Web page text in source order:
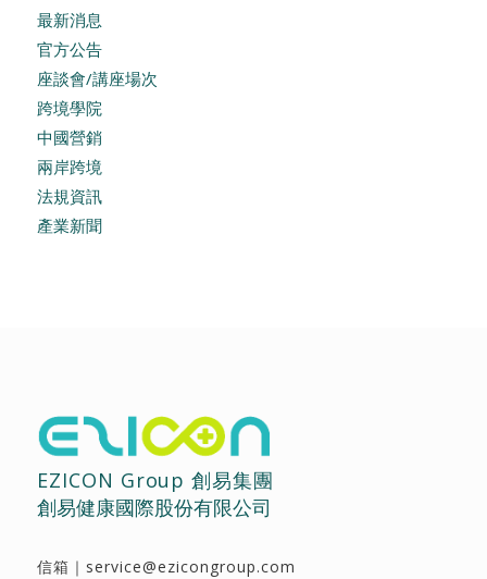
最新消息
官方公告
座談會/講座場次
跨境學院
中國營銷
兩岸跨境
法規資訊
產業新聞
EZICON Group 創易集團
創易健康國際股份有限公司
信箱｜ service@ezicongroup.com